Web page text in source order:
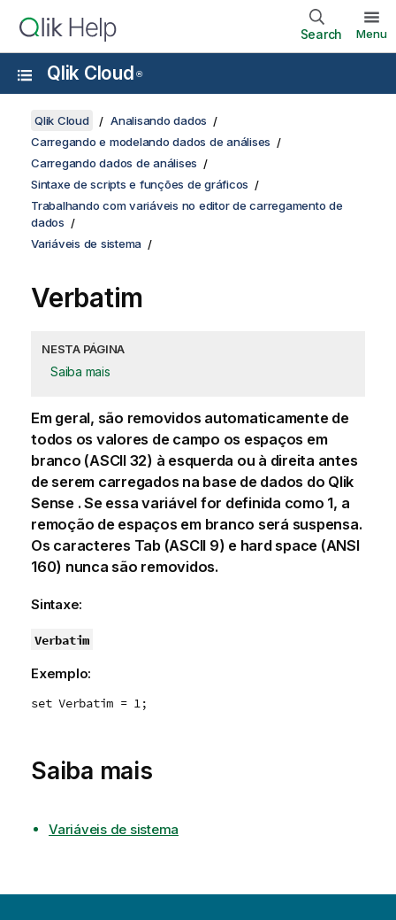
Search Menu
Qlik Cloud ®
Qlik Cloud
Analisando dados
Carregando e modelando dados de análises
Carregando dados de análises
Sintaxe de scripts e funções de gráficos
Trabalhando com variáveis no editor de carregamento de
dados
Variáveis de sistema
Verbatim
NESTA PÁGINA
Saiba mais
Em geral, são removidos automaticamente de
todos os valores de campo os espaços em
branco (ASCII 32) à esquerda ou à direita antes
de serem carregados na base de dados do Qlik
Sense. Se essa variável for definida como 1, a
remoção de espaços em branco será suspensa.
Os caracteres Tab (ASCII 9) e hard space (ANSI
160) nunca são removidos.
Sintaxe:
Verbatim
Exemplo:
set Verbatim = 1;
Saiba mais
Variáveis de sistema